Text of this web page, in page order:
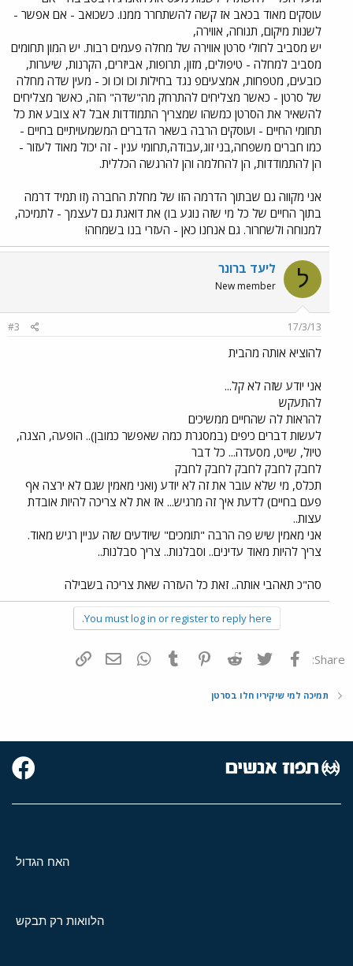
עוסקים מאוד בכאב אז קשה להשתחרר ממנו. כשכואב - אם אפשר -
לשנות מיקום, תנוחה, אווירה,
יש מסביב לחולי סרטן אווירה של מחלה פעמים רבות. יש המון תחומים
מסביב למחלה - טיפולים, מזון, תרופות, אביזרים, הקרנות, שיערות,
כובעים, מטפחות, אמצעיםפ נגד בחילות וכו וכו וכ - מעין שדה מחלה
של סרטן - כאשר מצליחים להתרחק מה"שדה" הזה, כאשר מצליחים
להשאיר את הסרטן כמשהו שמצריך התמודדות אבל לא צובע את כל
תחומי החיים - ועוסקים הרבה בשאר הדברים המשמעויתיים בחיים -
כמו חברים משפחה,בני זוג,עבודה,תחומי ענין - זה יכול מאוד לעזור -
הן להתמודדות, הן להחלמה והן להרגשה הכללית.
אני מקווה גם שבתוך הדרמה הזו של מחלת החברה (זו תמיד דרמה
בתוך החיים של כל מי שזה נוגע בו) את דואגת גם לעצמך - לתמיכה,
למנוחה ולשחרור. גם אנחנו כאן - העזרי בנו בשמחה!
ל ליעד ברונר
New member
17/3/13
#3
להוציא אותה מהבית
אני יודע שזה לא קל...
להתעקש
להראות לה שהחיים ממשיכים
לעשות דברים כיפים (במסגרת כמה שאפשר כמובן).. הופעה, הצגה,
טיול, שייט, מסעדה... כל דבר
לחבק לחבק לחבק לחבק לחבק
תכלס, מי שלא עובר את זה לא יודע (ואני מאמין שגם לא ירצה אף
פעם בחיים) לדעת איך זה מרגיש... אז את לא צריכה להיות אובדת
עצות..
אני מאמין שיש פה הרבה "תומכים" שיודעים שזה עניין רגיש מאוד.
צריך להיות מאוד עדינים.. וסבלנות.. צריך סבלנות..
סה"כ תאהבי אותה.. זאת כל העזרה שאת צריכה בשבילה
You must log in or register to reply here.
Share: פייסבוק Twitter
Reddit
Pinterest
Tumblr
WhatsAppדואר אלקטרוני
תמיכה למי שיקיריו חלו בסרטן
האח הגדול
הלוואות רק תבקש